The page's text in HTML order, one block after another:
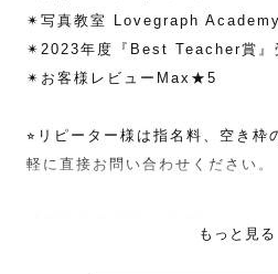
✴︎写真教室 Lovegraph
✴︎2023年度『Best Teacher賞』
✴︎お客様レビューMax★5
⭐︎リピーター様は指名料、空き枠
軽に直接お問い合わせください。
もっと見る